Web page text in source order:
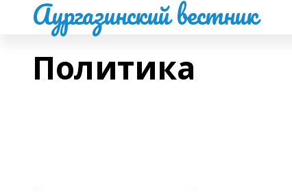
Аургазинский вестник
Политика